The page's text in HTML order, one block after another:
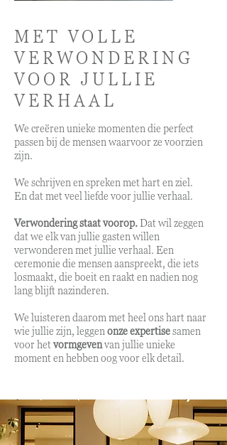
MET VOLLE
VERWONDERING
VOOR JULLIE
VERHAAL
We creëren unieke momenten die perfect
passen bij de mensen waarvoor ze voorzien
zijn.
We schrijven en spreken met hart en ziel.
En dat met veel liefde voor jullie verhaal.
Verwondering staat voorop. Dat wil zeggen
dat we elk van jullie gasten willen
verwonderen met jullie verhaal. Een
ceremonie die mensen aanspreekt, die iets
losmaakt, die boeit en raakt en nadien nog
lang blijft nazinderen.
We luisteren daarom met heel ons hart naar
wie jullie zijn, leggen onze expertisesamen
voor het vormgevenvan jullie unieke
moment en hebben oog voor elk detail.